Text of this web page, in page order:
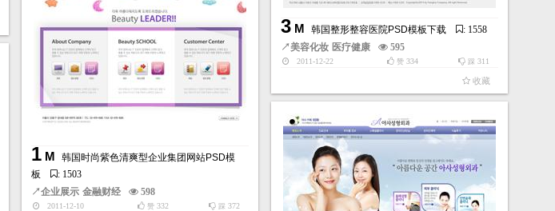
3M 韩国整形整容医院PSD模板下载
: 1558
↗美容化妆 医疗健康 595
2011-12-22 踩 311
赞334
收藏
1M
韩国时尚紫色清爽型企业集团网站PSD模
板
: 1503
↗企业展示 金融财经 598
2011-12-10 踩 372
赞332